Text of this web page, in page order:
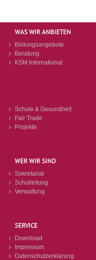
WAS WIR ANBIETEN
Bildungsangebote
Beratung
KSM International
Schule & Gesundheit
Fair Trade
Projekte
WER WIR SIND
Sekretariat
Schulleitung
Verwaltung
SERVICE
Download
Impressum
Datenschutzerklärung